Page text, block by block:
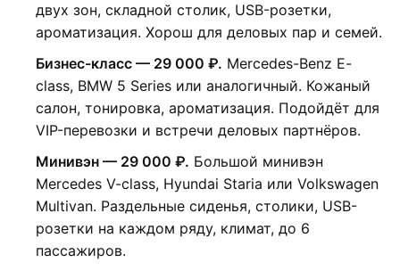
двух зон, складной столик, USB-розетки,
ароматизация. Хорош для деловых пар и семей.
Бизнес-класс — 29 000 ₽. Mercedes-Benz E-
class, BMW 5 Series или аналогичный. Кожаный
салон, тонировка, ароматизация. Подойдёт для
VIP-перевозки и встречи деловых партнёров.
Минивэн — 29 000 ₽. Большой минивэн
Mercedes V-class, Hyundai Staria или Volkswagen
Multivan. Раздельные сиденья, столики, USB-
розетки на каждом ряду, климат, до 6
пассажиров.